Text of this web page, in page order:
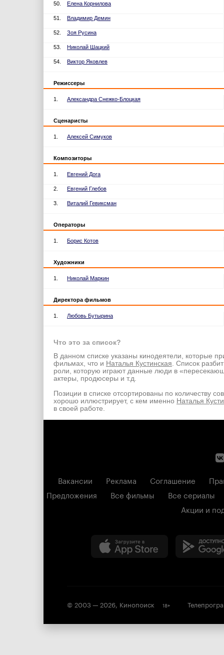
50. Елена Корнилова
51. Владимир Демин
52. Зоя Русина
53. Николай Шацкий
54. Виктор Яковлев
Режиссеры
1. Александра Снежко-Блоцкая
Сценаристы
1. Алексей Симуков
Композиторы
1. Евгений Дога
2. Евгений Глебов
3. Виталий Гевиксман
Операторы
1. Борис Котов
Художники
1. Николай Маркин
Директора фильмов
1. Любовь Бутырина
Что это за список?
В данном списке указаны кинодеятели, которые
фильмах, что и Наталья Кустинская. Список
роли, которую играют данные люди в
актеры, продюсеры и т.д.
Позиции в списке отсортированы по количеству
хорошо иллюстрирует, с кем именно Наталья
в своей работе.
Вакансии Реклама Соглашение
Предложения
Все фильмы
Все сериалы
Акции и
© 2003 — 2026, Кинопоиск 18+